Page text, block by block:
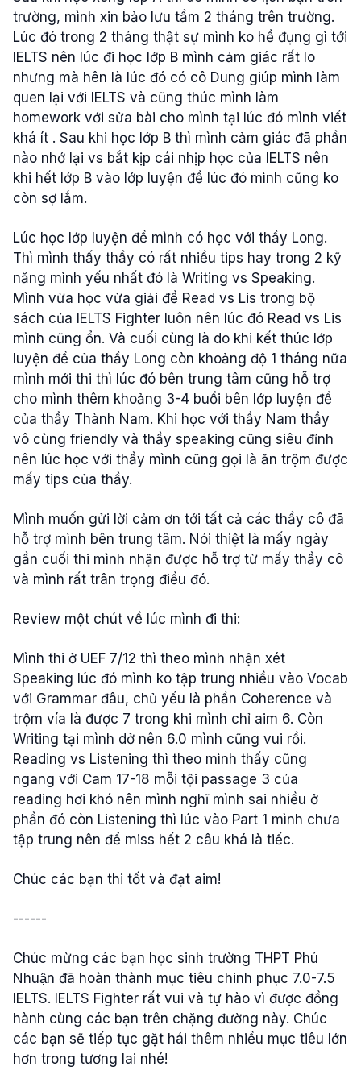
trường, mình xin bảo lưu tầm 2 tháng trên trường.
Lúc đó trong 2 tháng thật sự mình ko hề đụng gì tới
IELTS nên lúc đi học lớp B mình cảm giác rất lo
nhưng mà hên là lúc đó có cô Dung giúp mình làm
quen lại với IELTS và cũng thúc mình làm
homework với sửa bài cho mình tại lúc đó mình viết
khá ít . Sau khi học lớp B thì mình cảm giác đã phần
nào nhớ lại vs bắt kịp cái nhịp học của IELTS nên
khi hết lớp B vào lớp luyện đề lúc đó mình cũng ko
còn sợ lắm.
Lúc học lớp luyện đề mình có học với thầy Long.
Thì mình thấy thầy có rất nhiều tips hay trong 2 kỹ
năng mình yếu nhất đó là Writing vs Speaking.
Mình vừa học vừa giải đề Read vs Lis trong bộ
sách của IELTS Fighter luôn nên lúc đó Read vs Lis
mình cũng ổn. Và cuối cùng là do khi kết thúc lớp
luyện đề của thầy Long còn khoảng độ 1 tháng nữa
mình mới thi thì lúc đó bên trung tâm cũng hỗ trợ
cho mình thêm khoảng 3-4 buổi bên lớp luyện đề
của thầy Thành Nam. Khi học với thầy Nam thầy
vô cùng friendly và thầy speaking cũng siêu đỉnh
nên lúc học với thầy mình cũng gọi là ăn trộm được
mấy tips của thầy.
Mình muốn gửi lời cảm ơn tới tất cả các thầy cô đã
hỗ trợ mình bên trung tâm. Nói thiệt là mấy ngày
gần cuối thi mình nhận được hỗ trợ từ mấy thầy cô
và mình rất trân trọng điều đó.
Review một chút về lúc mình đi thi:
Mình thi ở UEF 7/12 thì theo mình nhận xét
Speaking lúc đó mình ko tập trung nhiều vào Vocab
với Grammar đâu, chủ yếu là phần Coherence và
trộm vía là được 7 trong khi mình chỉ aim 6. Còn
Writing tại mình dở nên 6.0 mình cũng vui rồi.
Reading vs Listening thì theo mình thấy cũng
ngang với Cam 17-18 mỗi tội passage 3 của
reading hơi khó nên mình nghĩ mình sai nhiều ở
phần đó còn Listening thì lúc vào Part 1 mình chưa
tập trung nên để miss hết 2 câu khá là tiếc.
Chúc các bạn thi tốt và đạt aim!
------
Chúc mừng các bạn học sinh trường THPT Phú
Nhuận đã hoàn thành mục tiêu chinh phục 7.0-7.5
IELTS. IELTS Fighter rất vui và tự hào vì được đồng
hành cùng các bạn trên chặng đường này. Chúc
các bạn sẽ tiếp tục gặt hái thêm nhiều mục tiêu lớn
hơn trong tương lai nhé!